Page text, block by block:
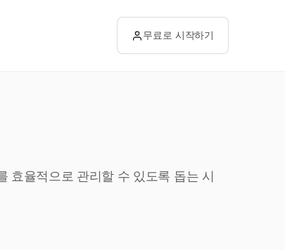
무료로 시작하기
효율적으로 관리할 수 있도록 돕는 시